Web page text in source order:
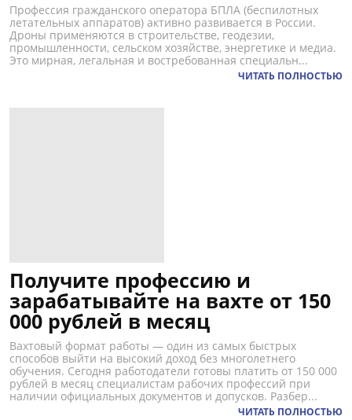
Профессия гражданского оператора БПЛА (беспилотных
летательных аппаратов) активно развивается в России.
Дроны применяются в строительстве, геодезии,
промышленности, сельском хозяйстве, энергетике и медиа.
Это мирная, легальная и востребованная специальн...
ЧИТАТЬ ПОЛНОСТЬЮ
Получите профессию и
зарабатывайте на вахте от 150
000 рублей в месяц
Вахтовый формат работы — один из самых быстрых
способов выйти на высокий доход без многолетнего
обучения. Сегодня работодатели готовы платить от 150 000
рублей в месяц специалистам рабочих профессий при
наличии официальных документов и допусков. Разбер...
ЧИТАТЬ ПОЛНОСТЬЮ